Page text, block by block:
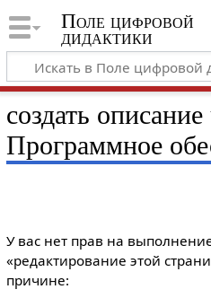
Поле цифровой
дидактики
создать
Программное
У вас нет прав на
«редактирование этой
причине: